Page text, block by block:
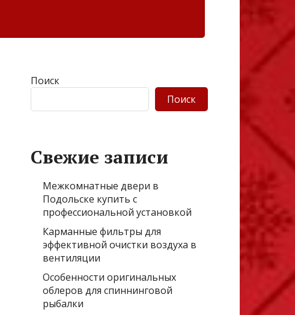
Поиск
Поиск
Свежие записи
Межкомнатные двери в
Подольске купить с
профессиональной установкой
Карманные фильтры для
эффективной очистки воздуха в
вентиляции
Особенности оригинальных
облеров для спиннинговой
рыбалки